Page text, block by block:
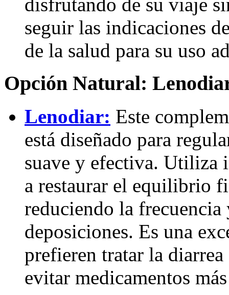
seguir las indicaciones
de la salud para su uso
Opción Natural:
Lenodiar: Este
está diseñado para
suave y efectiva. Utiliza
a restaurar el equilibrio
reduciendo la frecuencia
deposiciones. Es una
prefieren tratar la
evitar medicamentos